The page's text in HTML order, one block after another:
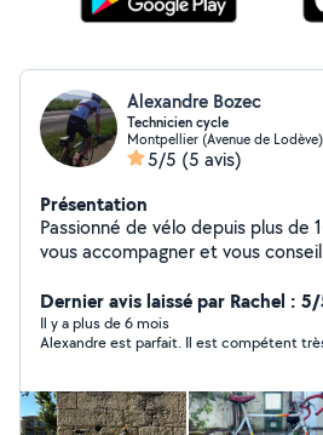
Alexandre Bozec
Technicien cycle
Montpellier (Avenue de Lodève)
5/5 (5 avis)
Présentation
Passionné de vélo depuis plus de
vous accompagner et vous
sur Montpellier et je vous accueille
Arceaux. Mon expérience : 2 ans d'expérience
technicien-vendeur cycle. Mon objectif : proposer des
Dernier avis laissé par Rachel :
Il y a plus de 6 mois
Alexandre est parfait. Il est compétent